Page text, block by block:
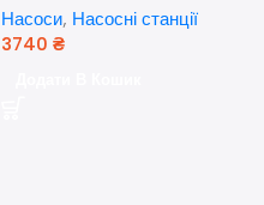
кВт) ( Польща)
Насоси, Насосні станції
3740 ₴